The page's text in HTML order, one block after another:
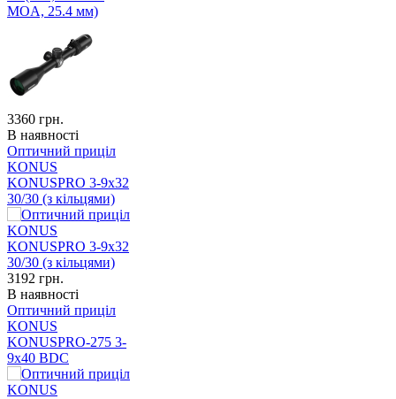
MOA, 25.4 мм)
3360 грн.
В наявності
Оптичний приціл
KONUS
KONUSPRO 3-9x32
30/30 (з кільцями)
3192 грн.
В наявності
Оптичний приціл
KONUS
KONUSPRO-275 3-
9x40 BDC